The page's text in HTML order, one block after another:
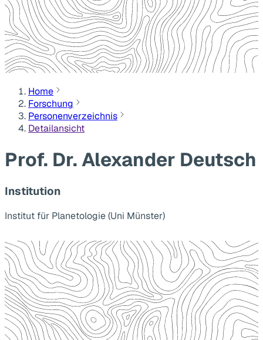
Home
Forschung
Personenverzeichnis
Detailansicht
Prof. Dr. Alexander Deutsch
Institution
Institut für Planetologie (Uni Münster)